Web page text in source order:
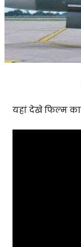
यहां देखे फिल्म